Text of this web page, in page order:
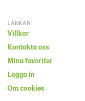
LÄNKAR
Villkor
Kontakta oss
Mina favoriter
Logga in
Om cookies